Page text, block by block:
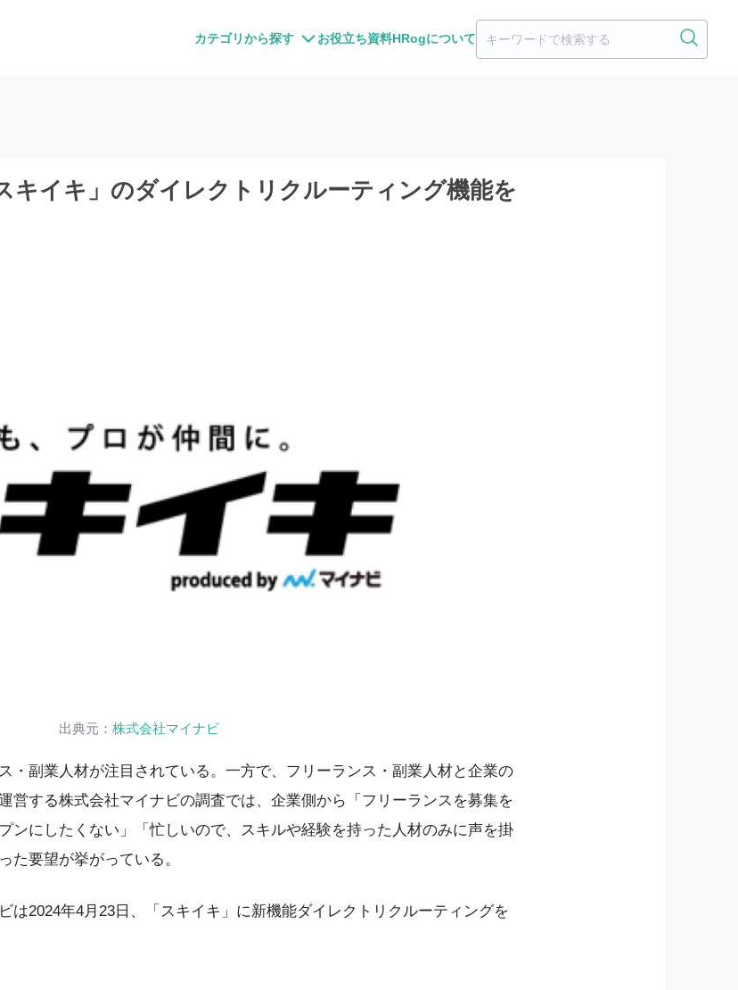
カテゴリから探す お役立ち資料HRogについて
キイキ」のダイレクトリクルーティング機能を
出典元： 株式会社マイナビ
・副業人材が注目されている。一方で、フリーランス・副業人材と企業の
営する株式会社マイナビの調査では、企業側から「フリーランスを募集を
ンにしたくない」「忙しいので、スキルや経験を持った人材のみに声を掛
た要望が挙がっている。
は2024年4月23日、「スキイキ」に新機能ダイレクトリクルーティングを